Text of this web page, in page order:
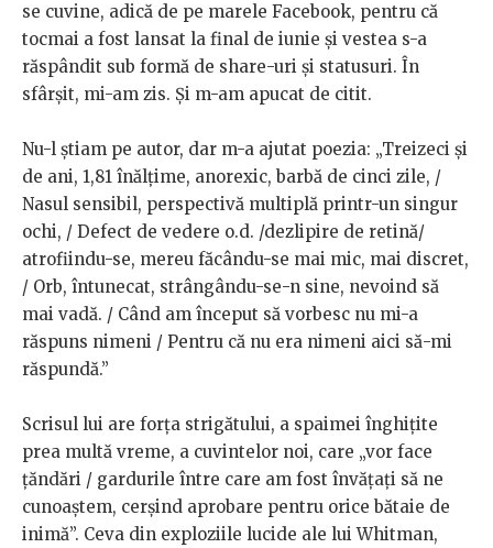
se cuvine, adică de pe marele Facebook, pentru că
tocmai a fost lansat la final de iunie și vestea s-a
răspândit sub formă de share-uri și statusuri. În
sfârșit, mi-am zis. Și m-am apucat de citit.
Nu-l știam pe autor, dar m-a ajutat poezia: „Treizeci și
de ani, 1,81 înălțime, anorexic, barbă de cinci zile, /
Nasul sensibil, perspectivă multiplă printr-un singur
ochi, / Defect de vedere o.d. /dezlipire de retină/
atrofiindu-se, mereu făcându-se mai mic, mai discret,
/ Orb, întunecat, strângându-se-n sine, nevoind să
mai vadă. / Când am început să vorbesc nu mi-a
răspuns nimeni / Pentru că nu era nimeni aici să-mi
răspundă.”
Scrisul lui are forța strigătului, a spaimei înghițite
prea multă vreme, a cuvintelor noi, care „vor face
țăndări / gardurile între care am fost învățați să ne
cunoaștem, cerșind aprobare pentru orice bătaie de
inimă”. Ceva din exploziile lucide ale lui Whitman,